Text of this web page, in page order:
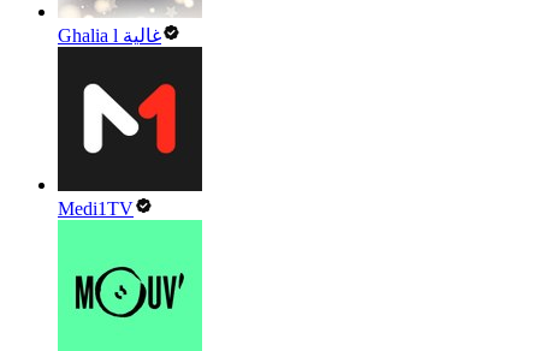
Ghalia l غالية
Medi1TV